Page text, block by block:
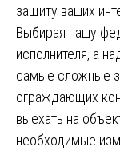
защиту ваших
Выбирая нашу
исполнителя, а
самые сложные
ограждающих
выехать на
необходимые